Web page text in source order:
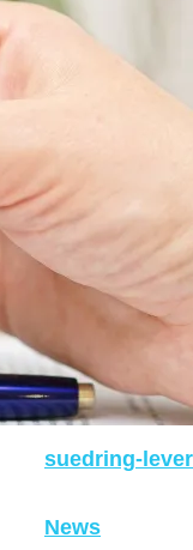
suedring-
News